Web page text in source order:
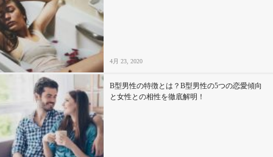
4月 23, 2020
B型男性の特徴とは？B型男性の5つの恋愛傾向
と女性との相性を徹底解明！